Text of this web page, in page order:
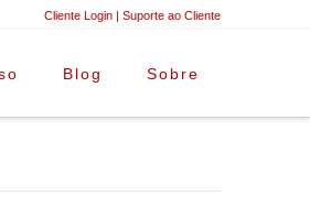
Cliente Login |Suporte ao Cliente
Blog Sobre